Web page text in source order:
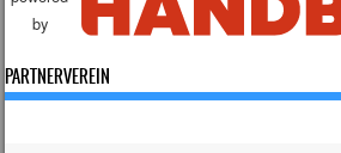
by
PARTNERVEREIN